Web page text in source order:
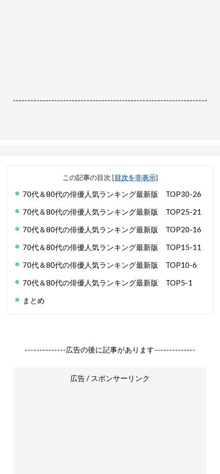
------------------------------------------------------------------
この記事の目次 [目次を非表示]
70代＆80代の俳優人気ランキング最新版 TOP30-26
70代＆80代の俳優人気ランキング最新版 TOP25-21
70代＆80代の俳優人気ランキング最新版 TOP20-16
70代＆80代の俳優人気ランキング最新版 TOP15-11
70代＆80代の俳優人気ランキング最新版 TOP10-6
70代＆80代の俳優人気ランキング最新版 TOP5-1
まとめ
--------------広告の後に記事があります--------------
広告 / スポンサーリンク